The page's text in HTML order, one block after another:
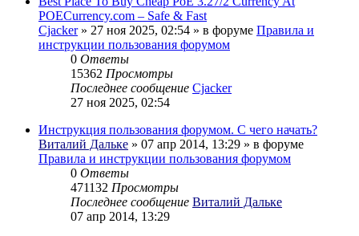
POECurrency.com – Safe & Fast
Cjacker» 27 ноя 2025, 02:54 » в форуме Правила и
инструкции пользования форумом
0 Ответы
15362 Просмотры
Последнее сообщение Cjacker
27 ноя 2025, 02:54
Инструкция пользования форумом. С чего начать?
Виталий Дальке » 07 апр 2014, 13:29 » в форуме
Правила и инструкции пользования форумом
0 Ответы
471132 Просмотры
Последнее сообщение Виталий Дальке
07 апр 2014, 13:29